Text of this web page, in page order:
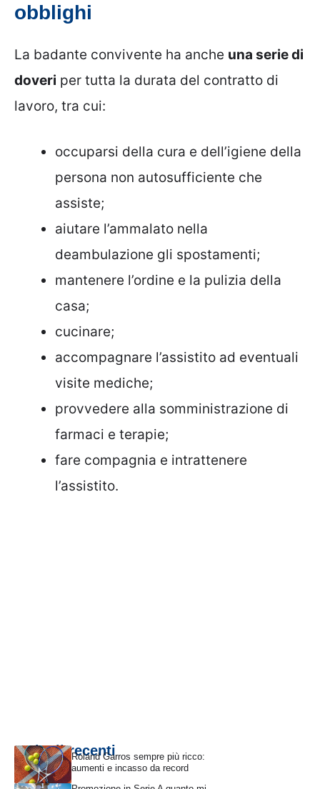
obblighi
La badante convivente ha anche una serie di
doveri per tutta la durata del contratto di
lavoro, tra cui:
occuparsi della cura e dell’igiene della
persona non autosufficiente che
assiste;
aiutare l’ammalato nella
deambulazione gli spostamenti;
mantenere l’ordine e la pulizia della
casa;
cucinare;
accompagnare l’assistito ad eventuali
visite mediche;
provvedere alla somministrazione di
farmaci e terapie;
fare compagnia e intrattenere
l’assistito.
Articoli recentiRoland Garros sempre più ricco:
aumenti e incasso da record